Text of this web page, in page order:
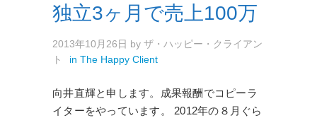
独立3ヶ月で売上100万
2013年10月26日 by ザ・ハッピー・クライアン
ト
in The Happy Client
向井直輝と申します。成果報酬でコピーラ
イターをやっています。 2012年の８月ぐら